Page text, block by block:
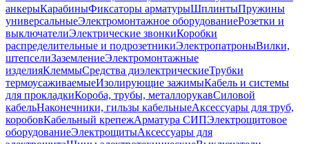
анкерыКарабиныФиксаторы арматурыШплинтыПружины
универсальныеЭлектромонтажное оборудованиеРозетки и
выключателиЭлектрические звонкиКоробки
распределительные и подрозетникиЭлектропатроныВилки,
штепселиЗаземлениеЭлектромонтажные
изделияКлеммыСредства диэлектрическиеТрубки
термоусаживаемыеИзолирующие зажимыКабель и системы
для прокладкиКороба, трубы, металлорукавСиловой
кабельНаконечники, гильзы кабельныеАксессуары для труб,
коробовКабельный крепежАрматура СИПЭлектрощитовое
оборудованиеЭлектрощитыАксессуары для